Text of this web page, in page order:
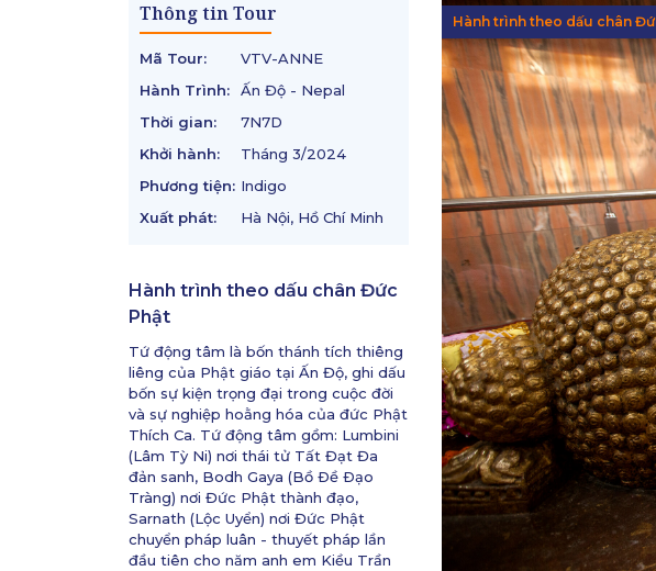
Thông tin Tour
Mã Tour:
VTV-ANNE
Hành Trình:
Ấn Độ - Nepal
Thời gian:
7N7D
Khởi hành:
Tháng 3/2024
Phương tiện: Indigo
Xuất phát:
Hà Nội, Hồ Chí Minh
Hành trình theo dấu chân Đức
Phật
Tứ động tâm là bốn thánh tích thiêng
liêng của Phật giáo tại Ấn Độ, ghi dấu
bốn sự kiện trọng đại trong cuộc đời
và sự nghiệp hoằng hóa của đức Phật
Thích Ca. Tứ động tâm gồm: Lumbini
(Lâm Tỳ Ni) nơi thái tử Tất Đạt Đa
đản sanh, Bodh Gaya (Bồ Ðề Ðạo
Tràng) nơi Đức Phật thành đạo,
Sarnath (Lộc Uyển) nơi Đức Phật
chuyển pháp luân - thuyết pháp lần
đầu tiên cho năm anh em Kiều Trần
Hành trình theo dấu chân